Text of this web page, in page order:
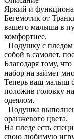
Яркий и
Бегемотик от
вашего малыша в
комфортнее.
Подушку с пледом
собой в самолет,
Благодаря тому,
набор на займет
Теперь ваш малыш
положив головку
одеялом.
Подушка
оранжевого цвета.
На пледе есть
свою любимую